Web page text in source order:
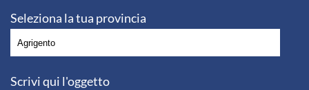
Seleziona la tua provincia
Scrivi qui l'oggetto